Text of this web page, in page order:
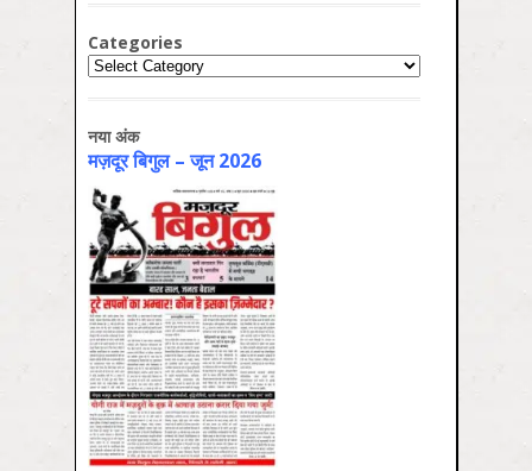
Categories
Categories
नया अंक
मज़दूर बिगुल – जून 2026